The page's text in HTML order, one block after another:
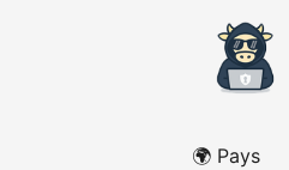
🌍 Pays